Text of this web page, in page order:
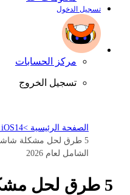
تسجيل الدخول
مركز الحسابات
تسجيل الخروج
الصفحة الرئيسية >iOS14 >
الشامل لعام 2026
5 طرق لحل